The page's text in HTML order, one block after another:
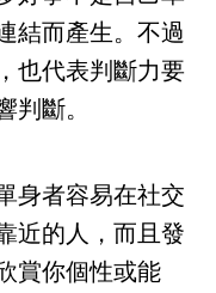
結而產生。不過
也代表判斷力要
判斷。
身者容易在社交
近的人，而且發
賞你個性或能